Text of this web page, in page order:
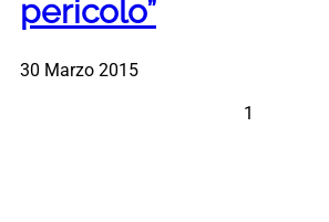
pericolo”
30 Marzo 2015
1